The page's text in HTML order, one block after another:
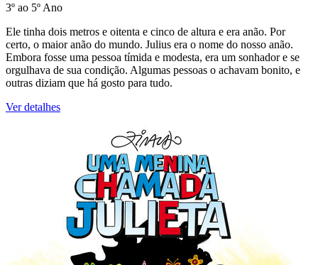
3º ao 5º Ano
Ele tinha dois metros e oitenta e cinco de altura e era anão. Por
certo, o maior anão do mundo. Julius era o nome do nosso anão.
Embora fosse uma pessoa tímida e modesta, era um sonhador e se
orgulhava de sua condição. Algumas pessoas o achavam bonito, e
outras diziam que há gosto para tudo.
Ver detalhes